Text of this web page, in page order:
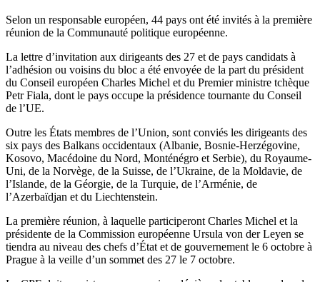
Selon un responsable européen, 44 pays ont été invités à la première
réunion de la Communauté politique européenne.
La lettre d’invitation aux dirigeants des 27 et de pays candidats à
l’adhésion ou voisins du bloc a été envoyée de la part du président
du Conseil européen Charles Michel et du Premier ministre tchèque
Petr Fiala, dont le pays occupe la présidence tournante du Conseil
de l’UE.
Outre les États membres de l’Union, sont conviés les dirigeants des
six pays des Balkans occidentaux (Albanie, Bosnie-Herzégovine,
Kosovo, Macédoine du Nord, Monténégro et Serbie), du Royaume-
Uni, de la Norvège, de la Suisse, de l’Ukraine, de la Moldavie, de
l’Islande, de la Géorgie, de la Turquie, de l’Arménie, de
l’Azerbaïdjan et du Liechtenstein.
La première réunion, à laquelle participeront Charles Michel et la
présidente de la Commission européenne Ursula von der Leyen se
tiendra au niveau des chefs d’État et de gouvernement le 6 octobre à
Prague à la veille d’un sommet des 27 le 7 octobre.